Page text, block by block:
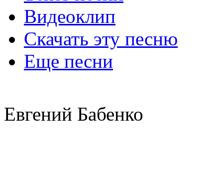
Видеоклип
Скачать эту песню
Еще песни
Евгений Бабенко